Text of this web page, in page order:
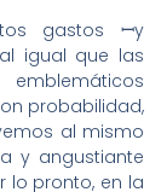
gastos ꟷy
igual que las
probabilidad,
al mismo
y angustiante
lo pronto, en la